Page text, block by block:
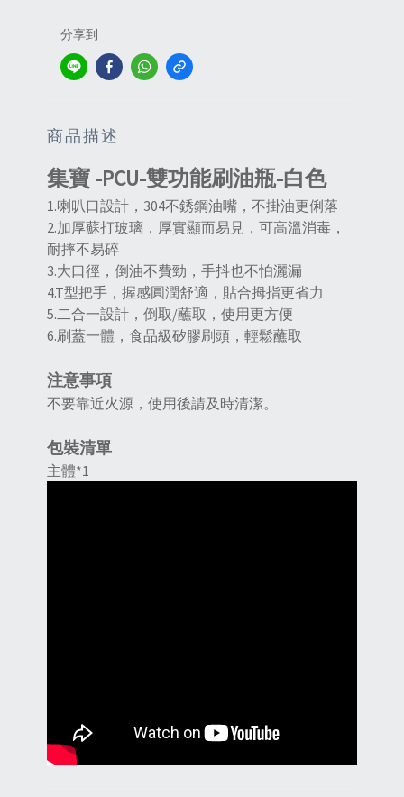
分享到
商品描述
集寶 -PCU-雙功能刷油瓶-白色
1.喇叭口設計，304不銹鋼油嘴，不掛油更俐落
2.加厚蘇打玻璃，厚實顯而易見，可高溫消毒，
耐摔不易碎
3.大口徑，倒油不費勁，手抖也不怕灑漏
4.T型把手，握感圓潤舒適，貼合拇指更省力
5.二合一設計，倒取/蘸取，使用更方便
6.刷蓋一體，食品級矽膠刷頭，輕鬆蘸取
注意事項
不要靠近火源，使用後請及時清潔。
包裝清單
主體*1